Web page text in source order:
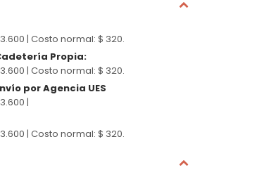
| Costo normal: $ 320.
Propia:
| Costo normal: $ 320.
por Agencia UES
|
| Costo normal: $ 320.